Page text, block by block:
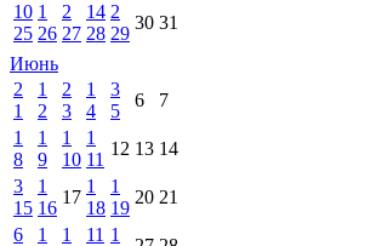
10
25
1
26
2
27
14
28
2
29
30 31
Июнь
2
1
1
2
2
3
1
4
3
5
6
7
1
8
1
9
1
10
1
11
12 13 14
3
15
1
16
17
1
18
1
19
20 21
6
1
1
11 1